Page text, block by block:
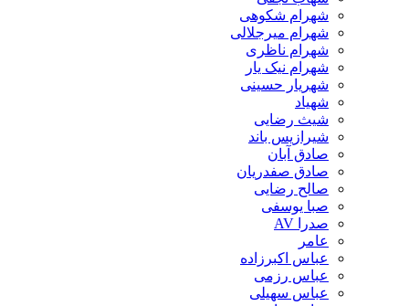
شهرام شکوهی
شهرام میرجلالی
شهرام ناظری
شهرام نیک یار
شهریار حسینی
شیث رضایی
شیرازیس باند
صادق آبان
صادق صفدریان
صالح رضایی
صبا یوسفی
عباس اکبرزاده
عباس رزمی
عباس سهیلی